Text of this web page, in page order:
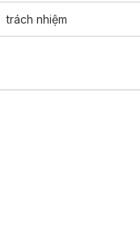
trách nhiệm